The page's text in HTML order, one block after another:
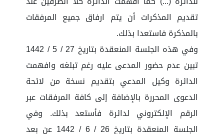
تقديم المذكرات أن يتم ارفاق جميع المرفقات
بالمذكرة فاستعدا بذلك.
وفي هذه الجلسة المنعقدة بتاريخ 27 / 5 / 1442
تبين عدم حضور المدعى عليه رغم تبلغه وافهمت
الدائرة وكيل المدعي بتقديم نسخة من لائحة
الدعوى المحررة بالإضافة إلى كافة المرفقات عبر
الرقم الإلكتروني لدائرة فأستعد بذلك. وفي
الجلسة المنعقدة بتاريخ 26 / 6 / 1442 عن بعد